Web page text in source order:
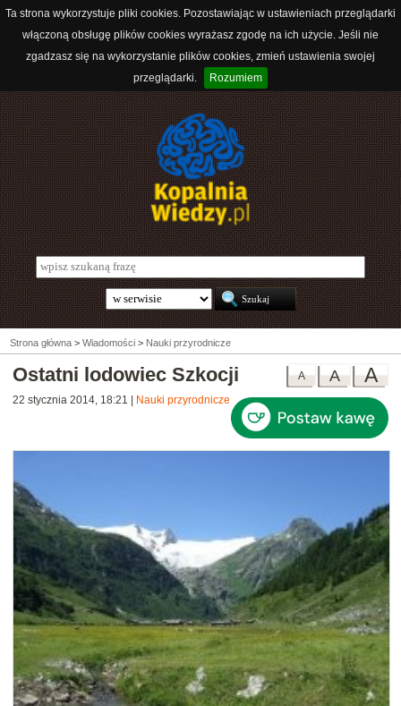
Ta strona wykorzystuje pliki cookies. Pozostawiając w ustawieniach przeglądarki
włączoną obsługę plików cookies wyrażasz zgodę na ich użycie. Jeśli nie
zgadzasz się na wykorzystanie plików cookies, zmień ustawienia swojej
przeglądarki.
Rozumiem
Strona główna > Wiadomości > Nauki przyrodnicze
A
A
A
Ostatni lodowiec Szkocji
22 stycznia 2014, 18:21 Nauki przyrodnicze